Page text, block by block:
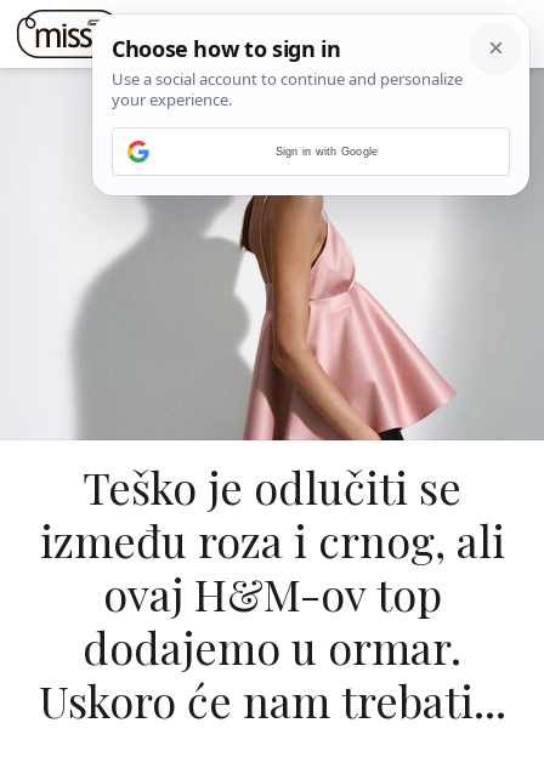
Teško je odlučiti se
između roza i crnog, ali
ovaj H&M-ov top
dodajemo u ormar.
Uskoro će nam trebati...
Sign in with Google